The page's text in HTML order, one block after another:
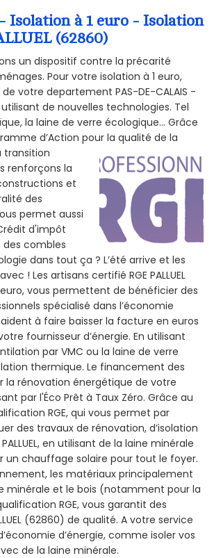
Isolation à 1 euro - Isolation
(62860)
un dispositif contre la précarité
Pour votre isolation à 1 euro,
votre departement PAS-DE-CALAIS -
de nouvelles technologies. Tel
la laine de verre écologique... Grâce
d’Action pour la qualité de la
transition
renforçons la
et
des
permet aussi
d'impôt
des combles
dans tout ça ? L’été arrive et les
! Les artisans certifié RGE PALLUEL
euro, vous permettent de bénéficier des
spécialisé dans l’économie
aident à faire baisser la facture en euros
fournisseur d’énergie. En utilisant
par VMC ou la laine de verre
thermique. Le financement des
la rénovation énergétique de votre
par l'Éco Prêt à Taux Zéro. Grâce au
RGE, qui vous permet par
des travaux de rénovation, d’isolation
en utilisant de la laine minérale
un chauffage solaire pour tout le foyer.
les matériaux principalement
minérale et le bois (notamment pour la
RGE, vous garantit des
(62860) de qualité. A votre service
d’énergie, comme isoler vos
de la laine minérale.